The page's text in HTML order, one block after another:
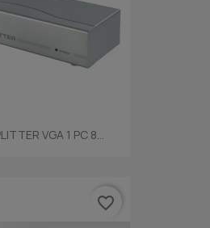
VGA 1 PC 8...
favorite_border